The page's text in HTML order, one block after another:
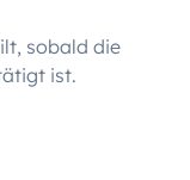
sobald die
ist.